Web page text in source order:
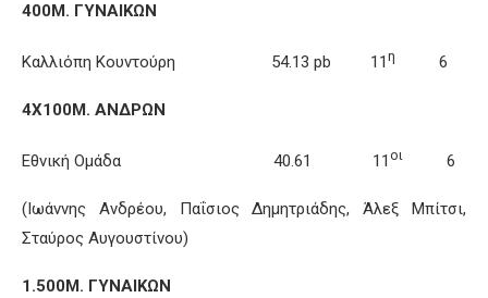
400Μ. ΓΥΝΑΙΚΩΝ
Καλλιόπη Κουντούρη 54.13 pb 11 η 6
4Χ100Μ. ΑΝΔΡΩΝ
Εθνική Ομάδα 40.61 11 οι 6
(Ιωάννης Ανδρέου, Παΐσιος Δημητριάδης, Άλεξ Μπίτσι,
Σταύρος Αυγουστίνου)
1.500Μ. ΓΥΝΑΙΚΩΝ